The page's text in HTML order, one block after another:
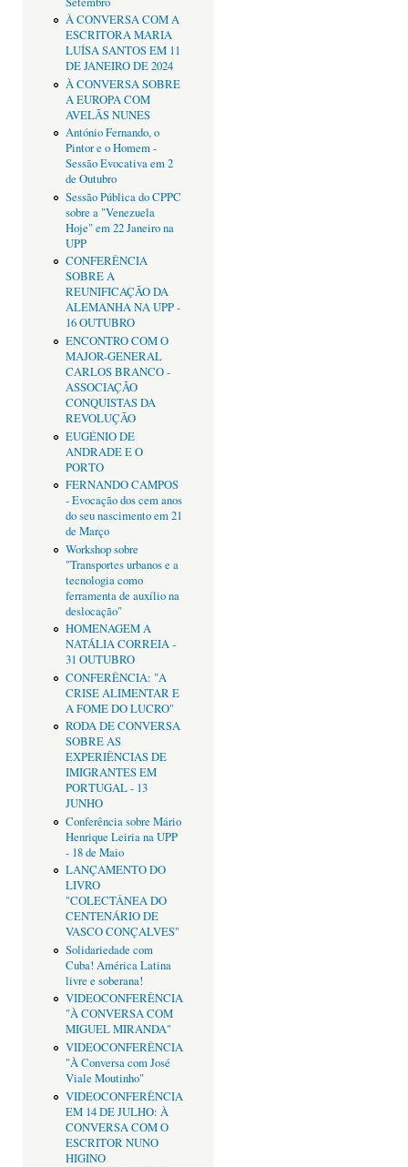
À CONVERSA COM A
ESCRITORA MARIA
LUÍSA SANTOS EM 11
DE JANEIRO DE 2024
À CONVERSA SOBRE
A EUROPA COM
AVELÃS NUNES
António Fernando, o
Pintor e o Homem -
Sessão Evocativa em 2
de Outubro
Sessão Pública do CPPC
sobre a "Venezuela
Hoje" em 22 Janeiro na
UPP
CONFERÊNCIA
SOBRE A
REUNIFICAÇÃO DA
ALEMANHA NA UPP -
16 OUTUBRO
ENCONTRO COM O
MAJOR-GENERAL
CARLOS BRANCO -
ASSOCIAÇÃO
CONQUISTAS DA
REVOLUÇÃO
EUGÉNIO DE
ANDRADE E O
PORTO
FERNANDO CAMPOS
- Evocação dos cem anos
do seu nascimento em 21
de Março
Workshop sobre
"Transportes urbanos e a
tecnologia como
ferramenta de auxílio na
deslocação"
HOMENAGEM A
NATÁLIA CORREIA -
31 OUTUBRO
CONFERÊNCIA: "A
CRISE ALIMENTAR E
A FOME DO LUCRO"
RODA DE CONVERSA
SOBRE AS
EXPERIÊNCIAS DE
IMIGRANTES EM
PORTUGAL - 13
JUNHO
Conferência sobre Mário
Henrique Leiria na UPP
- 18 de Maio
LANÇAMENTO DO
LIVRO
"COLECTÂNEA DO
CENTENÁRIO DE
VASCO CONÇALVES"
Solidariedade com
Cuba! América Latina
livre e soberana!
VIDEOCONFERÊNCIA
"À CONVERSA COM
MIGUEL MIRANDA"
VIDEOCONFERÊNCIA
"À Conversa com José
Viale Moutinho"
VIDEOCONFERÊNCIA
EM 14 DE JULHO: À
CONVERSA COM O
ESCRITOR NUNO
HIGINO